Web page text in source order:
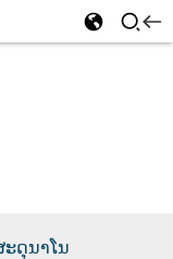
ດຸນາໂນ